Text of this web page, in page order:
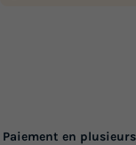
Paiement en